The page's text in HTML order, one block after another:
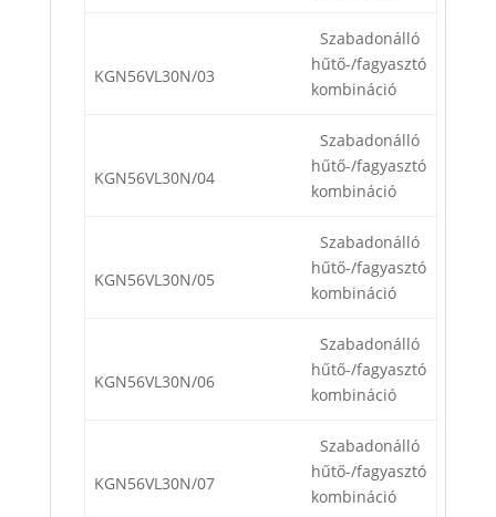
KGN56VL30N/03
Szabadonálló
hűtő-/fagyasztó
kombináció
KGN56VL30N/04
Szabadonálló
hűtő-/fagyasztó
kombináció
KGN56VL30N/05
Szabadonálló
hűtő-/fagyasztó
kombináció
KGN56VL30N/06
Szabadonálló
hűtő-/fagyasztó
kombináció
KGN56VL30N/07
Szabadonálló
hűtő-/fagyasztó
kombináció